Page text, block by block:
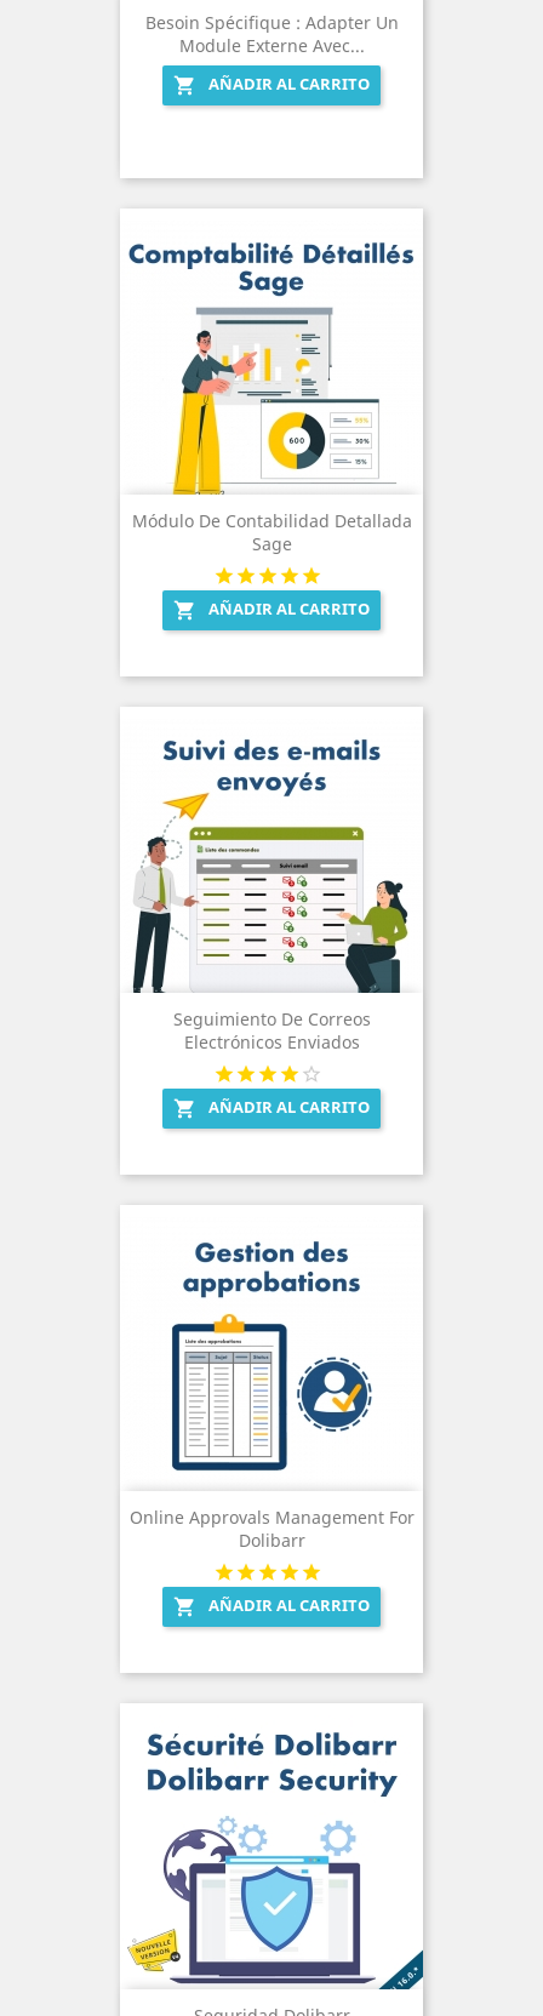
Besoin Spécifique : Adapter Un
Module Externe Avec...

AÑADIR AL CARRITO
Módulo De Contabilidad Detallada
Sage
 AÑADIR AL CARRITO
Seguimiento De Correos
Electrónicos Enviados
 AÑADIR AL CARRITO
Online Approvals Management For
Dolibarr
 AÑADIR AL CARRITO